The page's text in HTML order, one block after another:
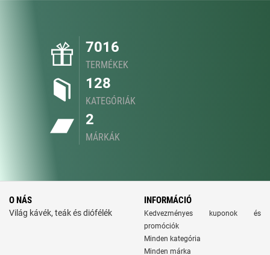
7016
TERMÉKEK
128
KATEGÓRIÁK
2
MÁRKÁK
O NÁS
Világ kávék, teák és diófélék
INFORMÁCIÓ
Kedvezményes kuponok és
promóciók
Minden kategória
Minden márka